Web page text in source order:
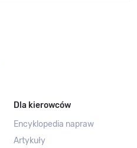
Dla kierowców
Encyklopedia napraw
Artykuły